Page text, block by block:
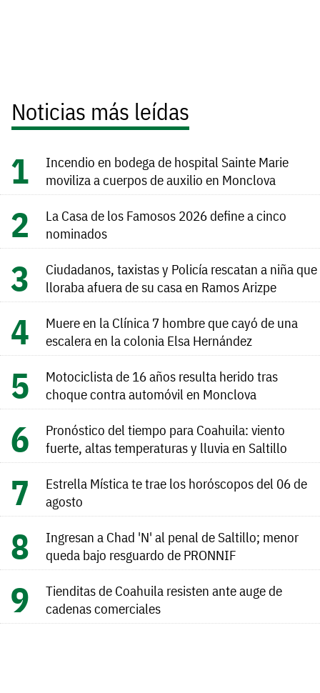
Noticias más leídas
Incendio en bodega de hospital Sainte Marie
moviliza a cuerpos de auxilio en Monclova
La Casa de los Famosos 2026 define a cinco
nominados
Ciudadanos, taxistas y Policía rescatan a niña que
lloraba afuera de su casa en Ramos Arizpe
Muere en la Clínica 7 hombre que cayó de una
escalera en la colonia Elsa Hernández
Motociclista de 16 años resulta herido tras
choque contra automóvil en Monclova
Pronóstico del tiempo para Coahuila: viento
fuerte, altas temperaturas y lluvia en Saltillo
Estrella Mística te trae los horóscopos del 06 de
agosto
Ingresan a Chad 'N' al penal de Saltillo; menor
queda bajo resguardo de PRONNIF
Tienditas de Coahuila resisten ante auge de
cadenas comerciales